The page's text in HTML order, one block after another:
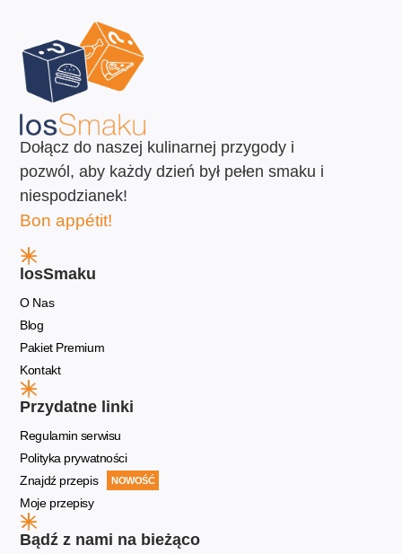
Dołącz do naszej kulinarnej przygody i
pozwól, aby każdy dzień był pełen smaku i
niespodzianek!
Bon appétit!
losSmaku
O Nas
Blog
Pakiet Premium
Kontakt
Przydatne linki
Regulamin serwisu
Polityka prywatności
Znajdź przepis
NOWOŚĆ
Moje przepisy
Bądź z nami na bieżąco